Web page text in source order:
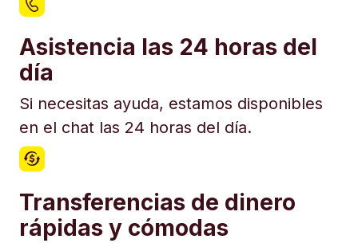
Asistencia las 24 horas del
día
Si necesitas ayuda, estamos disponibles
en el chat las 24 horas del día.
Transferencias de dinero
rápidas y cómodas